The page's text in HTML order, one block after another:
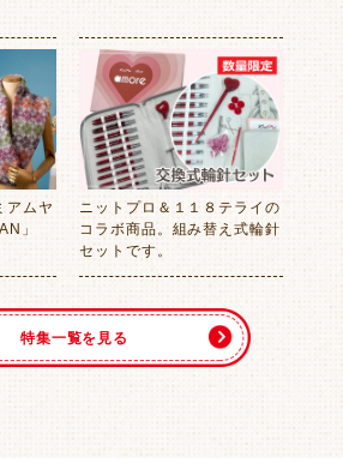
アムヤ
」
ニットプロ＆１１８テライの
コラボ商品。組み替え式輪針
セットです。
特集一覧を見る